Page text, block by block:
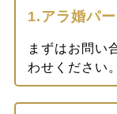
1.アラ婚パ
まずはお問い
わせください。